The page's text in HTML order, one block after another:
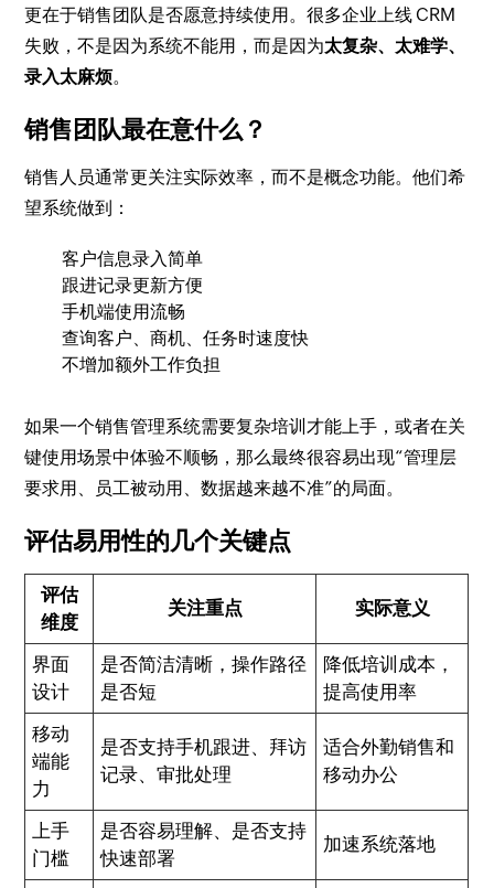
更在于销售团队是否愿意持续使用。很多企业上线 CRM
失败，不是因为系统不能用，而是因为太复杂、太难学、
录入太麻烦。
销售团队最在意什么？
销售人员通常更关注实际效率，而不是概念功能。他们希
望系统做到：
客户信息录入简单
跟进记录更新方便
手机端使用流畅
查询客户、商机、任务时速度快
不增加额外工作负担
如果一个销售管理系统需要复杂培训才能上手，或者在关
键使用场景中体验不顺畅，那么最终很容易出现“管理层
要求用、员工被动用、数据越来越不准”的局面。
评估易用性的几个关键点
评估
维度
关注重点 实际意义
界面
设计
是否简洁清晰，操作路径
是否短
降低培训成本，
提高使用率
移动
端能
力
是否支持手机跟进、拜访
记录、审批处理
适合外勤销售和
移动办公
上手
门槛
是否容易理解、是否支持
快速部署
加速系统落地